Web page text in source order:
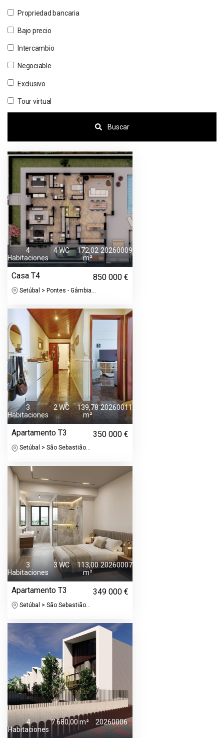
Propriedad bancaria
Bajo precio
Intercambio
Negociable
Exclusivo
Tour virtual
Buscar
4
Habitaciones
4 WC
172,02
m²
20260009
Casa T4 850 000 €
Setúbal > Pontes - Gâmbia...
3
Habitaciones
2 WC
139,78
m²
20260011
Apartamento T3 350 000 €
Setúbal > São Sebastião...
3
Habitaciones
3 WC
113,00
m²
20260007
Apartamento T3 349 000 €
Setúbal > São Sebastião...
4
Habitaciones
7.680,00 m² 20260006